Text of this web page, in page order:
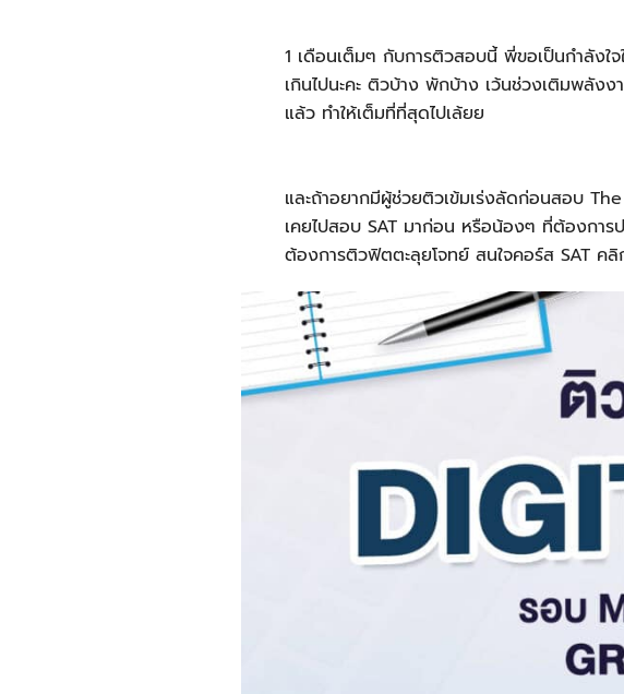
1 เดือนเต็มๆ กับการติวสอบนี้ พี่ขอเป็นกำลัง
เกินไปนะคะ ติวบ้าง พักบ้าง เว้นช่วงเติมพลังง
แล้ว ทำให้เต็มที่ที่สุดไปเล้ยย
และถ้าอยากมีผู้ช่วยติวเข้มเร่งลัดก่อนสอบ
เคยไปสอบ SAT มาก่อน หรือน้องๆ ที่ต้องกา
ต้องการติวฟิตตะลุยโจทย์ สนใจคอร์ส SAT คลิ